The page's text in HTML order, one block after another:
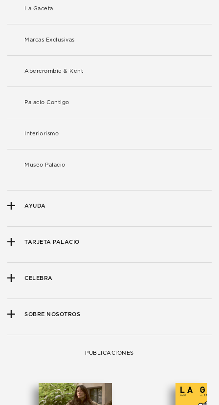
La Gaceta
Marcas Exclusivas
Abercrombie & Kent
Palacio Contigo
Interiorismo
Museo Palacio
AYUDA
TARJETA PALACIO
CELEBRA
SOBRE NOSOTROS
PUBLICACIONES